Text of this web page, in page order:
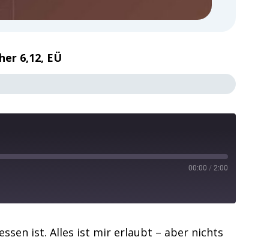
6,12, EÜ
00:00 / 2:00
ist. Alles ist mir erlaubt – aber nichts